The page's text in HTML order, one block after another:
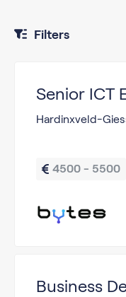
Filters
Senior ICT
Hardinxveld-
4500 - 5500
Business